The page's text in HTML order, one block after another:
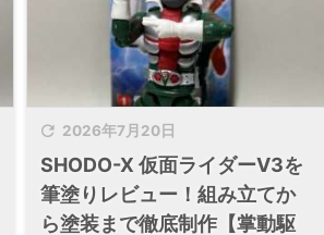
 2026年7月20日
SHODO-X 仮面ライダーV3を
筆塗りレビュー！組み立てか
ら塗装まで徹底制作【掌動駆